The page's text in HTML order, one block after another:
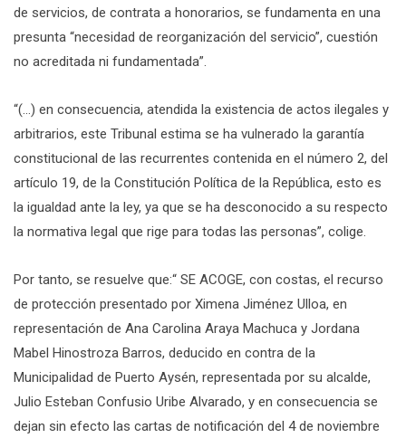
de servicios, de contrata a honorarios, se fundamenta en una
presunta “necesidad de reorganización del servicio”, cuestión
no acreditada ni fundamentada”.
“(…) en consecuencia, atendida la existencia de actos ilegales y
arbitrarios, este Tribunal estima se ha vulnerado la garantía
constitucional de las recurrentes contenida en el número 2, del
artículo 19, de la Constitución Política de la República, esto es
la igualdad ante la ley, ya que se ha desconocido a su respecto
la normativa legal que rige para todas las personas”, colige.
Por tanto, se resuelve que:“ SE ACOGE, con costas, el recurso
de protección presentado por Ximena Jiménez Ulloa, en
representación de Ana Carolina Araya Machuca y Jordana
Mabel Hinostroza Barros, deducido en contra de la
Municipalidad de Puerto Aysén, representada por su alcalde,
Julio Esteban Confusio Uribe Alvarado, y en consecuencia se
dejan sin efecto las cartas de notificación del 4 de noviembre